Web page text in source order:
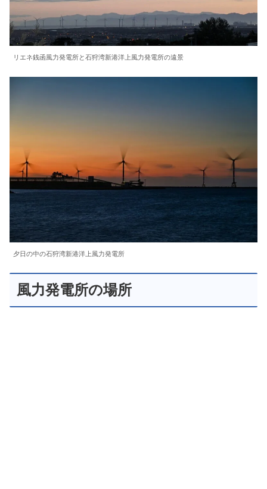
リエネ銭函風力発電所と石狩湾新港洋上風力発電所の遠景
夕日の中の石狩湾新港洋上風力発電所
風力発電所の場所